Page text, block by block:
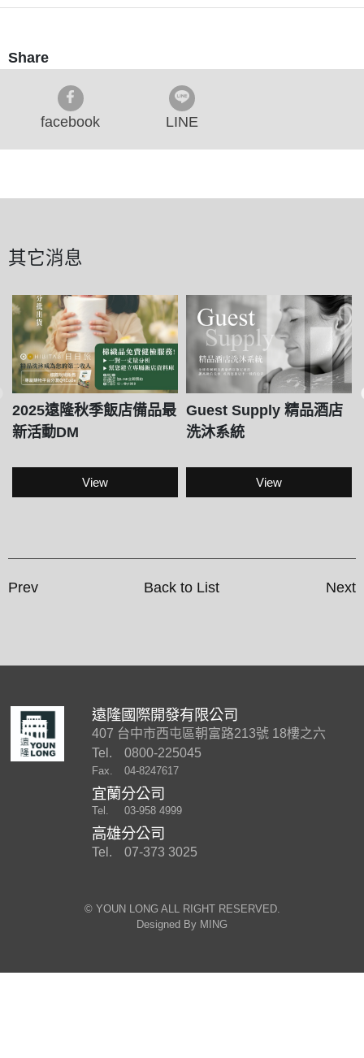
Share
facebook LINE
其它消息
2025遠隆秋季飯店備品最
新活動DM
View
Guest Supply 精品酒店
洗沐系統
View
Prev Back to List Next
遠隆國際開發有限公司
407 台中市西屯區朝富路213號 18樓之六
Tel.
0800-225045
Fax. 04-8247617
宜蘭分公司
Tel. 03-958 4999
高雄分公司
Tel. 07-373 3025
©︎ YOUN LONG ALL RIGHT RESERVED.
Designed By MING